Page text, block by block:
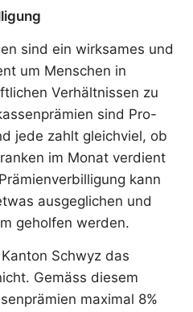
sind ein wirksames und
um Menschen in
Verhältnissen zu
sind Pro-
jede zahlt gleichviel, ob
im Monat verdient
kann
ausgeglichen und
geholfen werden.
Schwyz das
Gemäss diesem
maximal 8%